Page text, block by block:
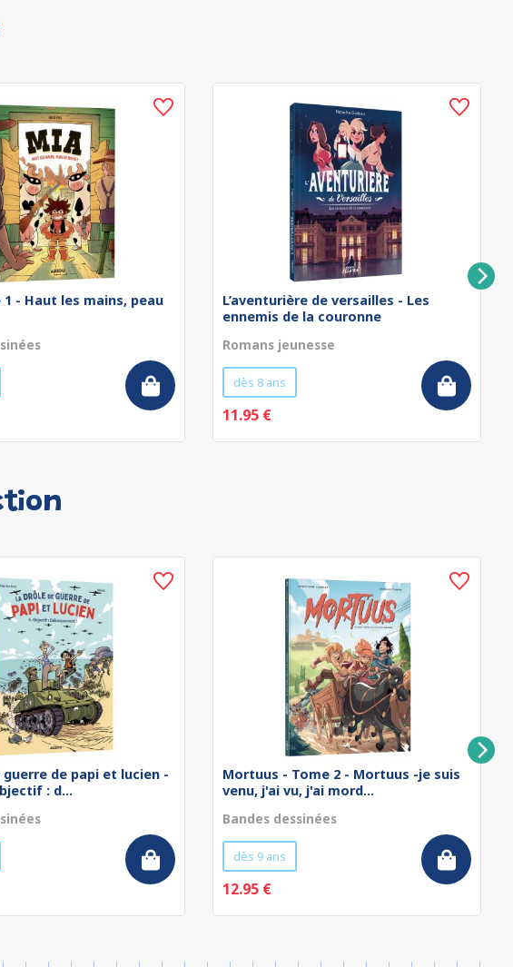
1 - Haut les mains, peau
L’aventurière de versailles - Les
ennemis de la couronne
Romans jeunesse
dès 8 ans
11.95 €
guerre de papi et lucien -
: d...
Mortuus - Tome 2 - Mortuus -je suis
venu, j'ai vu, j'ai mord...
Bandes dessinées
dès 9 ans
12.95 €